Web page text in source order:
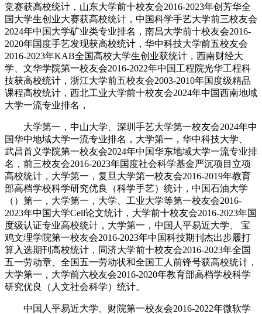
竞赛获高校统计，山东大学前十校友会2016-2023年创芳华全
国大学生创业大赛获高校统计，中国科学手艺大学前三校友会
2024年中国大学矿业类专业排名，南昌大学前十校友会2016-
2020年国度手艺发现获高校统计，华中科技大学前五校友会
2016-2023年KAB全国高校大学生创业获统计，西南财经大
学、文华学院第一校友会2016-2022年中国工程院光华工程科
技获高校统计，浙江大学前五校友会2003-2010年国度级精品
课程高校统计，西北工业大学前十校友会2024年中国西南地域
大学一流专业排名，
大学第一，中山大学、深圳手艺大学第一校友会2024年中
国华中地域大学一流专业排名，大学第一，华中科技大学、
武昌首义学院第一校友会2024年中国华东地域大学一流专业排
名，前三校友会2016-2023年国度社会科学基金严沉项目立项
高校统计，大学第一，复旦大学第一校友会2016-2019年教育
部高档学校科学研究优良（科学手艺）统计，中国石油大学
（）第一，大学第一，大学、工业大学等第一校友会2016-
2023年中国大学Cell论文统计，大学前十校友会2016-2023年国
度级认证专业高校统计，大学第一，中国人平易近大学、 宝
鸡文理学院第一校友会2016-2023年中国科技期刊杰出步履打
算入选期刊高校统计，同济大学前十校友会2016-2023年全国
五一劳动章、全国五一劳动状和全国工人前锋号获高校统计，
大学第一，大学前六校友会2016-2020年教育部高档学校科学
研究优良（人文社会科学）统计。
中国人平易近大学、财院第一校友会2016-2022年微软学